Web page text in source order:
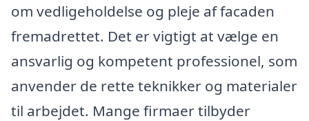
om vedligeholdelse og pleje af facaden
fremadrettet. Det er vigtigt at vælge en
ansvarlig og kompetent professionel, som
anvender de rette teknikker og materialer
til arbejdet. Mange firmaer tilbyder